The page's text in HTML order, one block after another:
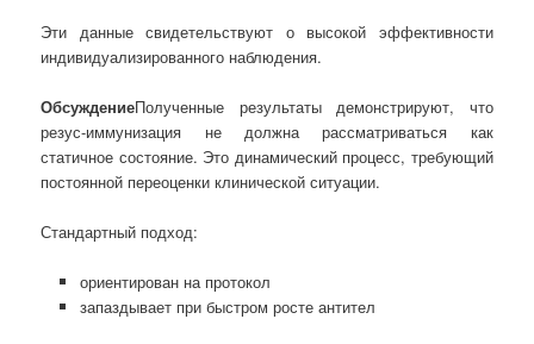
Эти данные свидетельствуют о высокой эффективности
индивидуализированного наблюдения.
ОбсуждениеПолученные результаты демонстрируют, что
резус-иммунизация не должна рассматриваться как
статичное состояние. Это динамический процесс, требующий
постоянной переоценки клинической ситуации.
Стандартный подход:
ориентирован на протокол
запаздывает при быстром росте антител